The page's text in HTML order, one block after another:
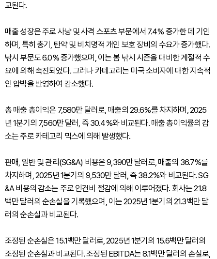
교된다.
매출 성장은 주로 사냥 및 사격 스포츠 부문에서 7.4% 증가한 데 기인
하며, 특히 총기, 탄약 및 비치명적 개인 보호 장비의 수요가 증가했다.
낚시 부문도 6.0% 증가했으며, 이는 봄 낚시 시즌을 대비한 계절적 수
요에 의해 촉진되었다. 그러나 카테고리는 미국 소비자에 대한 지속적
인 압박을 반영하여 감소했다.
총 매출 총이익은 7,580만 달러로, 매출의 29.6%를 차지하며, 2025
년 1분기의 7,560만 달러, 즉 30.4%와 비교된다. 매출 총이익률의 감
소는 주로 카테고리 믹스에 의해 발생했다.
판매, 일반 및 관리(SG&A) 비용은 9,390만 달러로, 매출의 36.7%를
차지하며, 2025년 1분기의 9,530만 달러, 즉 38.2%와 비교된다. SG
&A 비용의 감소는 주로 인건비 절감에 의해 이루어졌다. 회사는 21.8
백만 달러의 순손실을 기록했으며, 이는 2025년 1분기의 21.3백만 달
러의 순손실과 비교된다.
조정된 순손실은 15.1백만 달러로, 2025년 1분기의 15.6백만 달러의
조정된 순손실과 비교된다. 조정된 EBITDA는 8.1백만 달러의 손실로,